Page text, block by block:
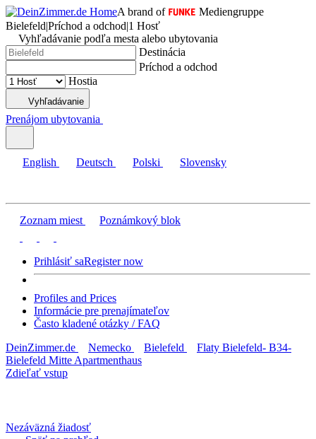
A brand of
Mediengruppe
Bielefeld|Príchod a odchod|1 Hosť
Vyhľadávanie podľa mesta alebo ubytovania
Destinácia
Príchod a odchod
Hostia
Vyhľadávanie
Prenájom ubytovania
English Deutsch Polski Slovensky
Zoznam miest Poznámkový blok
Prihlásiť saRegister now
Profiles and Prices
Informácie pre prenajímateľov
Často kladené otázky / FAQ
DeinZimmer.de
Nemecko Bielefeld
Flaty Bielefeld- B34-
Bielefeld Mitte Apartmenthaus
Zdieľať vstup
Nezáväzná žiadosť